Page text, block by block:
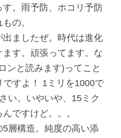
。雨予防、ホコリ予防
の。
ましたぜ。時代は進化
ます。頑張ってます。な
ンと読みます)ってこと
ですよ！ 1ミリを1000で
い。いやいや、15ミク
ですけど。。。
層構造。純度の高い添